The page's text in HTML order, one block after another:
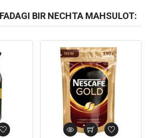
BIR NECHTA MAHSULOT:
Kod: 513